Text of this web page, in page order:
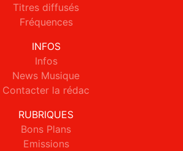
Titres diffusés
Fréquences
INFOS
Infos
News Musique
Contacter la rédac
RUBRIQUES
Bons Plans
Emissions